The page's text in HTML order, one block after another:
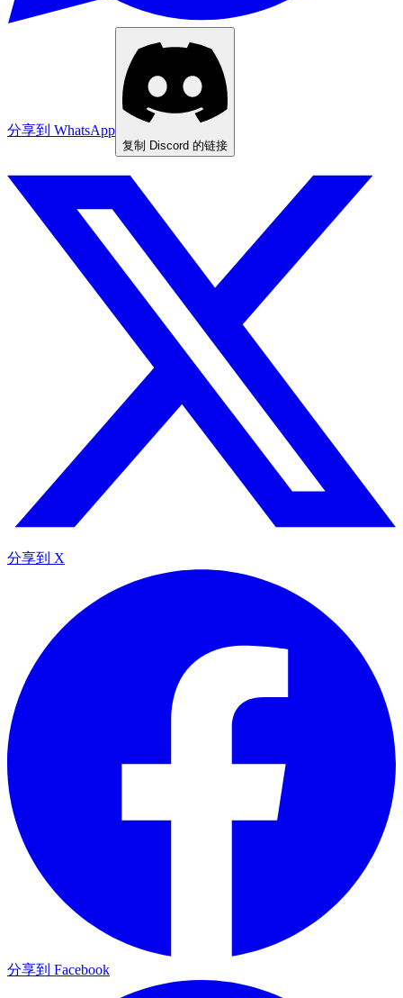
分享到 WhatsApp
复制 Discord 的链接
分享到 X
分享到 Facebook